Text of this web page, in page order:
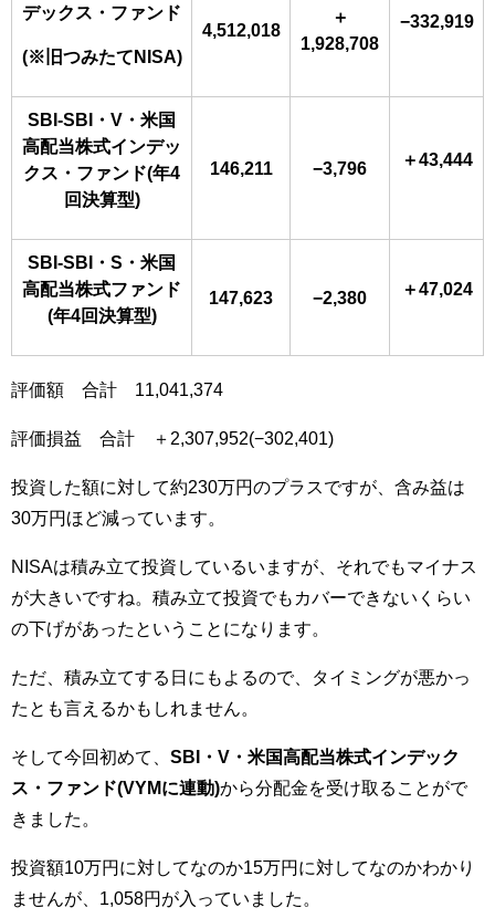
デックス・ファンド
(※旧つみたてNISA)
4,512,018
＋
1,928,708
−332,919
SBI-SBI・V・米国
高配当株式インデッ
クス・ファンド(年4
回決算型)
146,211 −3,796 ＋43,444
SBI-SBI・S・米国
高配当株式ファンド
(年4回決算型)
147,623 −2,380 ＋47,024
評価額 合計 11,041,374
評価損益 合計 ＋2,307,952(−302,401)
投資した額に対して約230万円のプラスですが、含み益は
30万円ほど減っています。
NISAは積み立て投資しているいますが、それでもマイナス
が大きいですね。積み立て投資でもカバーできないくらい
の下げがあったということになります。
ただ、積み立てする日にもよるので、タイミングが悪かっ
たとも言えるかもしれません。
そして今回初めて、 SBI・V・米国高配当株式インデック
ス・ファンド(VYMに連動)から分配金を受け取ることがで
きました。
投資額10万円に対してなのか15万円に対してなのかわかり
ませんが、1,058円が入っていました。